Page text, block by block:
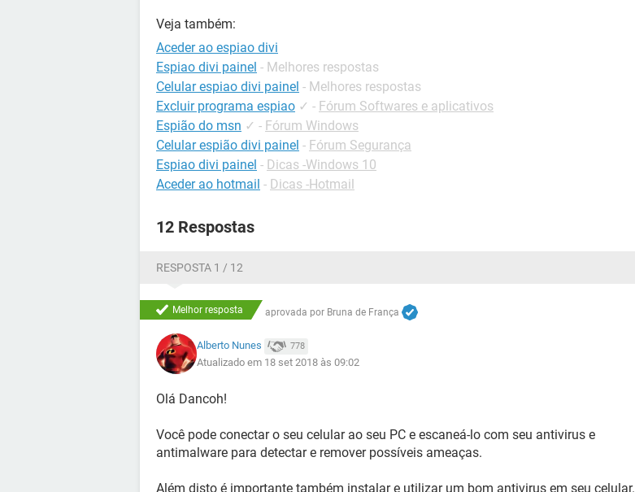
Veja também:
Aceder ao espiao divi
Espiao divi painel - Melhores respostas
Celular espiao divi painel - Melhores respostas
Excluir programa espiao ✓ - Fórum Softwares e aplicativos
Espião do msn ✓ - Fórum Windows
Celular espião divi painel - Fórum Segurança
Espiao divi painel - Dicas -Windows 10
Aceder ao hotmail - Dicas -Hotmail
12 Respostas
RESPOSTA 1 / 12
Melhor resposta aprovada por Bruna de França
Alberto Nunes 778
Atualizado em 18 set 2018 às 09:02
Olá Dancoh!
Você pode conectar o seu celular ao seu PC e escaneá-lo com seu antivirus e
antimalware para detectar e remover possíveis ameaças.
Além disto é importante também instalar e utilizar um bom antivirus em seu celular.